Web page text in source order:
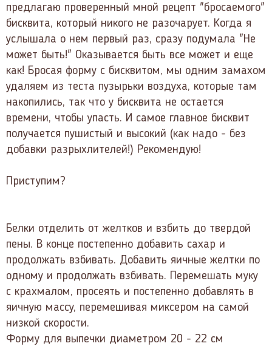
предлагаю проверенный мной рецепт "бросаемого"
бисквита, который никого не разочарует. Когда я
услышала о нем первый раз, сразу подумала "Не
может быть!" Оказывается быть все может и еще
как! Бросая форму с бисквитом, мы одним замахом
удаляем из теста пузырьки воздуха, которые там
накопились, так что у бисквита не остается
времени, чтобы упасть. И самое главное бисквит
получается пушистый и высокий (как надо - без
добавки разрыхлителей!) Рекомендую!
Приступим?
Белки отделить от желтков и взбить до твердой
пены. В конце постепенно добавить сахар и
продолжать взбивать. Добавить яичные желтки по
одному и продолжать взбивать. Перемешать муку
с крахмалом, просеять и постепенно добавлять в
яичную массу, перемешивая миксером на самой
низкой скорости.
Форму для выпечки диаметром 20 - 22 см